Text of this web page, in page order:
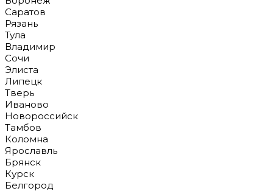
Саратов
Рязань
Тула
Владимир
Сочи
Элиста
Липецк
Тверь
Иваново
Новороссийск
Тамбов
Коломна
Ярославль
Брянск
Курск
Белгород